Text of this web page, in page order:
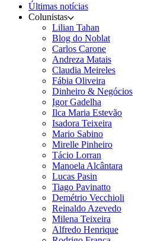
Últimas notícias
Colunistas
Lilian Tahan
Blog do Noblat
Carlos Carone
Andreza Matais
Claudia Meireles
Fábia Oliveira
Dinheiro & Negócios
Igor Gadelha
Ilca Maria Estevão
Isadora Teixeira
Mario Sabino
Mirelle Pinheiro
Tácio Lorran
Manoela Alcântara
Lucas Pasin
Tiago Pavinatto
Demétrio Vecchioli
Reinaldo Azevedo
Milena Teixeira
Alfredo Henrique